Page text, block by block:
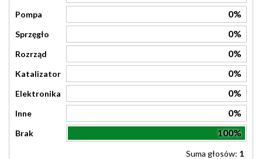
Pompa 0%
Sprzęgło 0%
Rozrząd 0%
Katalizator 0%
Elektronika 0%
Inne 0%
Brak 100%
Suma głosów: 1